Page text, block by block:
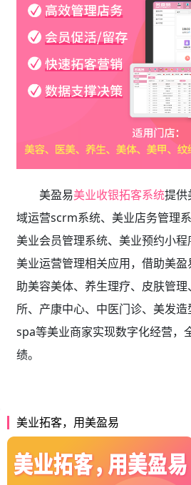
美盈易美业收银拓客系统提供
域运营scrm系统、 美业店务管理
美业会员管理系统、美业预约小
美业运营管理相关应用，借助美盈
助美容美体、养生理疗、皮肤管
所、产康中心、中医门诊、美发
spa等美业商家实现数字化经营，
绩。
美业拓客，用美盈易